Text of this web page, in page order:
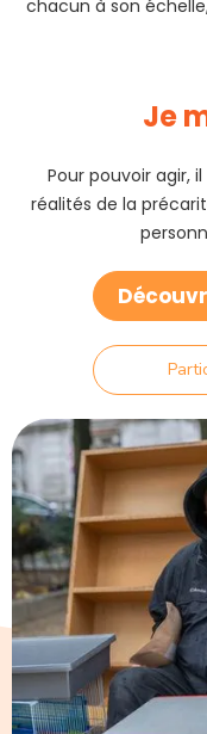
chacun à son
Je
Pour pouvoir agir,
réalités de la